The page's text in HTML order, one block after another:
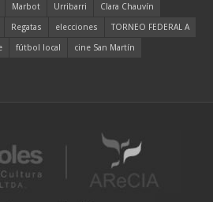
Marbot Urribarri
Clara Chauvín
Regatas elecciones
TORNEO FEDERAL A
fútbol local cine San Martín